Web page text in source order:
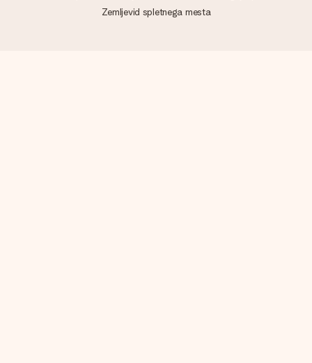
Zemljevid spletnega mesta